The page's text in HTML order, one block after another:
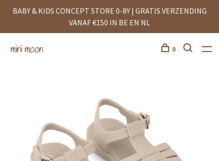
BABY & KIDS CONCEPT STORE 0-8Y | GRATIS VERZENDING
VANAF €150 IN BE EN NL
0